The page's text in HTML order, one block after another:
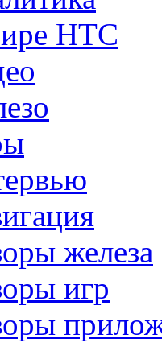
HTC
железа
игр